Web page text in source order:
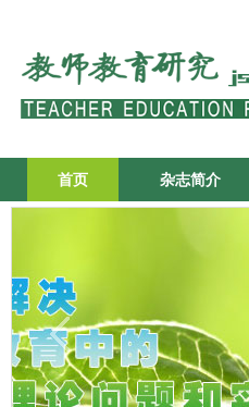
首页 杂志简介